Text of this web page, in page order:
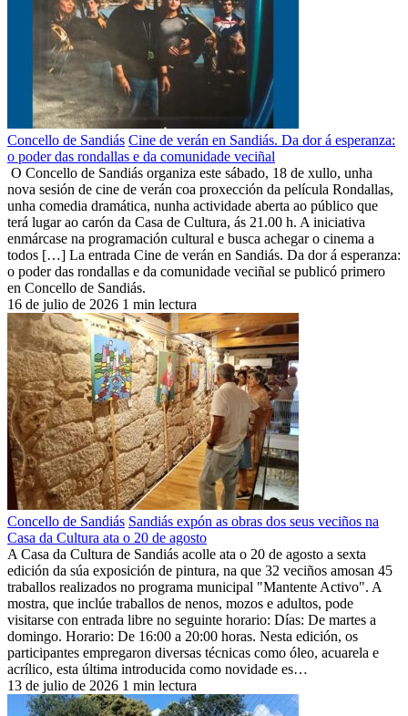
Concello de Sandiás Cine de verán en Sandiás. Da dor á esperanza:
o poder das rondallas e da comunidade veciñal
O Concello de Sandiás organiza este sábado, 18 de xullo, unha
nova sesión de cine de verán coa proxección da película Rondallas,
unha comedia dramática, nunha actividade aberta ao público que
terá lugar ao carón da Casa de Cultura, ás 21.00 h. A iniciativa
enmárcase na programación cultural e busca achegar o cinema a
todos […] La entrada Cine de verán en Sandiás. Da dor á esperanza:
o poder das rondallas e da comunidade veciñal se publicó primero
en Concello de Sandiás.
16 de julio de 2026 1 min lectura
Concello de Sandiás Sandiás expón as obras dos seus veciños na
Casa da Cultura ata o 20 de agosto
A Casa da Cultura de Sandiás acolle ata o 20 de agosto a sexta
edición da súa exposición de pintura, na que 32 veciños amosan 45
traballos realizados no programa municipal "Mantente Activo". A
mostra, que inclúe traballos de nenos, mozos e adultos, pode
visitarse con entrada libre no seguinte horario: Días: De martes a
domingo. Horario: De 16:00 a 20:00 horas. Nesta edición, os
participantes empregaron diversas técnicas como óleo, acuarela e
acrílico, esta última introducida como novidade es…
13 de julio de 2026 1 min lectura